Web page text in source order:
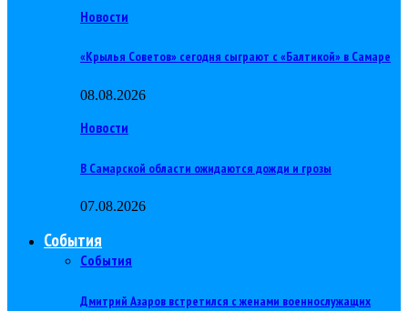
Новости
«Крылья Советов» сегодня сыграют с «Балтикой» в Самаре
08.08.2026
Новости
В Самарской области ожидаются дожди и грозы
07.08.2026
События
События
Дмитрий Азаров встретился с женами военнослужащих